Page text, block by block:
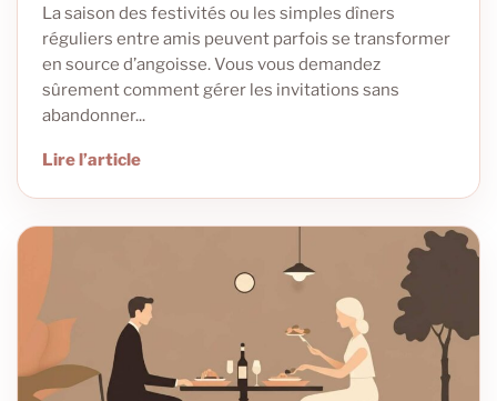
La saison des festivités ou les simples dîners
réguliers entre amis peuvent parfois se transformer
en source d’angoisse. Vous vous demandez
sûrement comment gérer les invitations sans
abandonner...
Lire l’article